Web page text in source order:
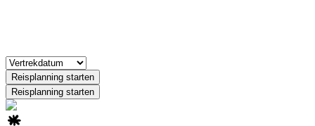
Reisplanning starten
Reisplanning starten